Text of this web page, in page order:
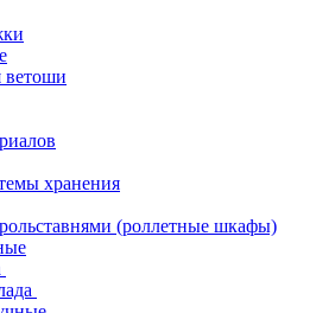
ветоши
хранения
(роллетные шкафы)